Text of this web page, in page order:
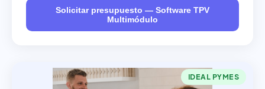
Solicitar presupuesto — Software TPV
Multimódulo
IDEAL PYMES